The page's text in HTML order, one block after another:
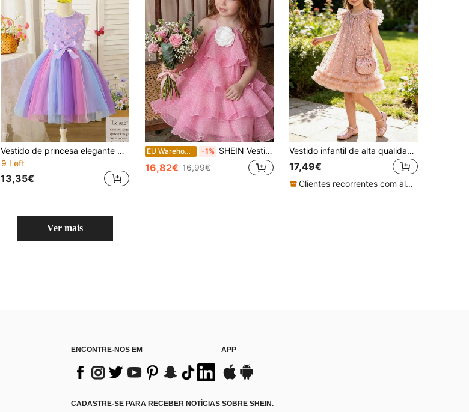
Vestido de princesa elegante de verão para meninas, com borboletas em tule 3D, detalhes em arco-íris, cinto decorativo, ideal para festas casuais e formaturas, perfeito para praia, férias, uso diário e dança.
9 Left
13,35€
EU Warehouse -1% SHEIN Vestido de fada com estampa floral 3D em camadas, rosa claro, coleção primavera/verão 2026 para meninas.
16,82€ 16,99€
Vestido infantil de alta qualidade com bordado de lantejoulas e tule, modelo princesa da moda com estilo delicado e encantador, acompanha bolsa.
17,49€
Clientes recorrentes com alta taxa de retorno
Ver mais
ENCONTRE-NOS EM APP
CADASTRE-SE PARA RECEBER NOTÍCIAS SOBRE SHEIN.